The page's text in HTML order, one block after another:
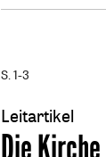
S. 1-3
Leitartikel